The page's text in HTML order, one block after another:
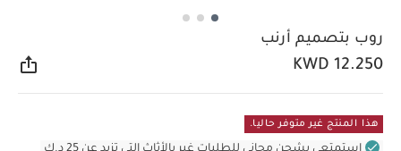
روب بتصميم أرنب
KWD 12.250
هذا المنتج غير متوفر حاليا.